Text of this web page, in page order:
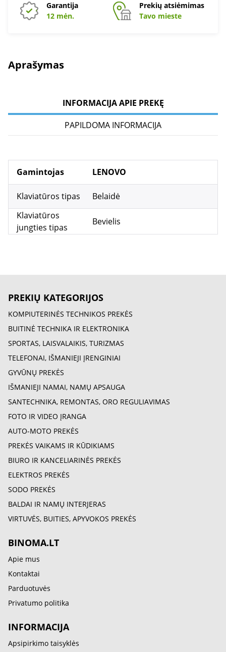
Garantija
12 mėn.
Prekių atsiėmimas
Tavo mieste
Aprašymas
INFORMACIJA APIE PREKĘ
PAPILDOMA INFORMACIJA
Gamintojas LENOVO
Klaviatūros tipas
Belaidė
Klaviatūros
jungties tipas
Bevielis
PREKIŲ KATEGORIJOS
KOMPIUTERINĖS TECHNIKOS PREKĖS
BUITINĖ TECHNIKA IR ELEKTRONIKA
SPORTAS, LAISVALAIKIS, TURIZMAS
TELEFONAI, IŠMANIEJI ĮRENGINIAI
GYVŪNŲ PREKĖS
IŠMANIEJI NAMAI, NAMŲ APSAUGA
SANTECHNIKA, REMONTAS, ORO REGULIAVIMAS
FOTO IR VIDEO ĮRANGA
AUTO-MOTO PREKĖS
PREKĖS VAIKAMS IR KŪDIKIAMS
BIURO IR KANCELIARINĖS PREKĖS
ELEKTROS PREKĖS
SODO PREKĖS
BALDAI IR NAMŲ INTERJERAS
VIRTUVĖS, BUITIES, APYVOKOS PREKĖS
BINOMA.LT
Apie mus
Kontaktai
Parduotuvės
Privatumo politika
INFORMACIJA
Apsipirkimo taisyklės